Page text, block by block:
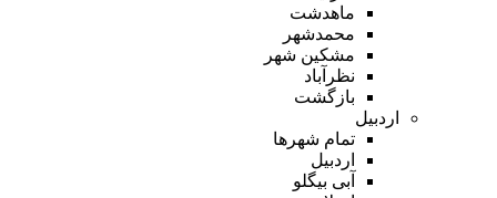
ماهدشت
محمدشهر
مشکین شهر
نظرآباد
بازگشت
اردبیل
تمام شهر‌ها
اردبیل
آبی بیگلو